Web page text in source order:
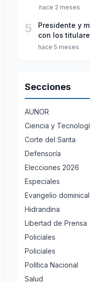
hace 2 meses
5
Presidente y
con los
hace 5 meses
Secciones
AUNOR
Ciencia y
Corte del Santa
Defensoría
Elecciones 2026
Especiales
Evangelio dominical
Hidrandina
Libertad de Prensa
Policiales
Policiales
Política Nacional
Salud